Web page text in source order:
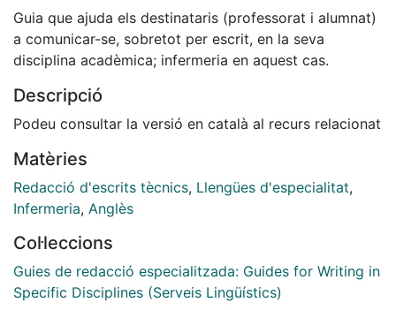
Guia que ajuda els destinataris (professorat i alumnat)
a comunicar-se, sobretot per escrit, en la seva
disciplina acadèmica; infermeria en aquest cas.
Descripció
Podeu consultar la versió en català al recurs relacionat
Matèries
Redacció d'escrits tècnics, Llengües d'especialitat,
Infermeria, Anglès
Col·leccions
Guies de redacció especialitzada: Guides for Writing in
Specific Disciplines (Serveis Lingüístics)